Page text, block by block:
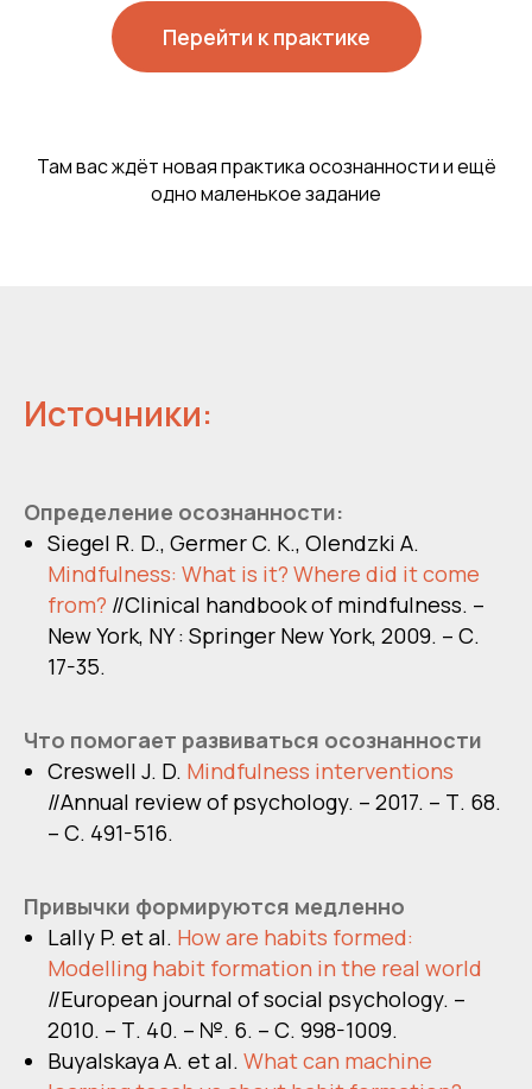
Перейти к практике
Там вас ждёт новая практика осознанности и ещё
одно маленькое задание
Источники:
Определение осознанности:
Siegel R. D., Germer C. K., Olendzki A.
Mindfulness: What is it? Where did it come
from? //Clinical handbook of mindfulness. –
New York, NY : Springer New York, 2009. – С.
17-35.
Что помогает развиваться осознанности
Creswell J. D. Mindfulness interventions
//Annual review of psychology. – 2017. – Т. 68.
– С. 491-516.
Привычки формируются медленно
Lally P. et al. How are habits formed:
Modelling habit formation in the real world
//European journal of social psychology. –
2010. – Т. 40. – №. 6. – С. 998-1009.
Buyalskaya A. et al. What can machine